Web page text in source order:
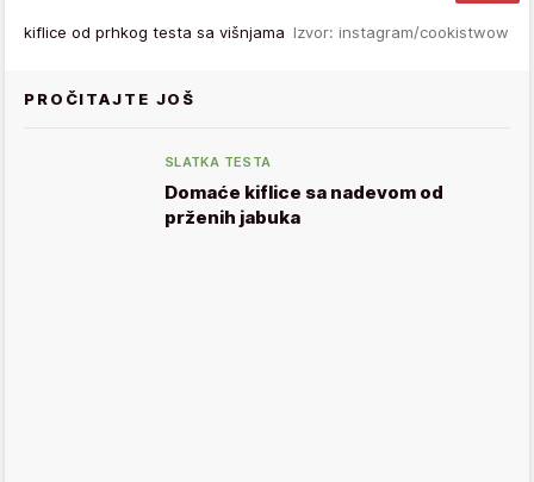
kiflice od prhkog testa sa višnjama Izvor: instagram/cookistwow
PROČITAJTE JOŠ
SLATKA TESTA
Domaće kiflice sa nadevom od
prženih jabuka